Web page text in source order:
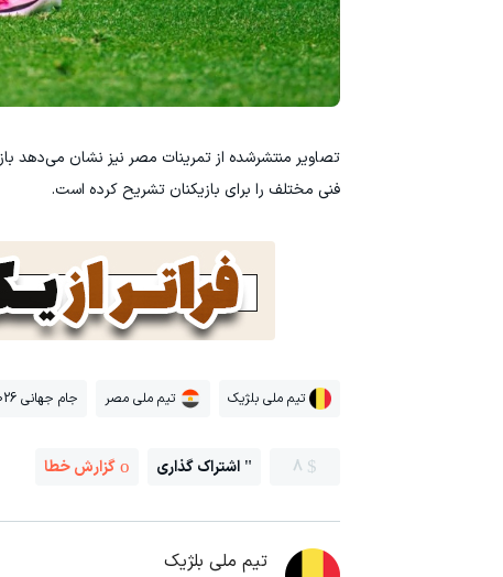
تصاویر منتشرشده از تمرینات مصر نیز نشان می‌دهد
فنی مختلف را برای بازیکنان تشریح کرده است.
تیم ملی بلژیک تیم ملی مصر جام جهانی 2026
8 اشتراک گذاری گزارش خطا
تیم ملی بلژیک